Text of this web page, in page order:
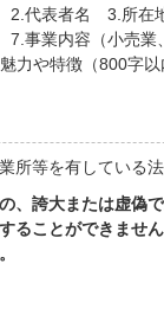
代表者名 3.所在
事業内容（小売業
力や特徴（800字
所等を有している
、誇大または虚偽
ることができませ